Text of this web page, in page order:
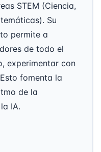
STEM (Ciencia,
Su
permite a
de todo el
experimentar con
fomenta la
de la
IA.